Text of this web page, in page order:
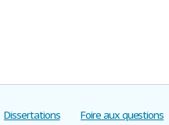
Dissertations
Foire aux questions